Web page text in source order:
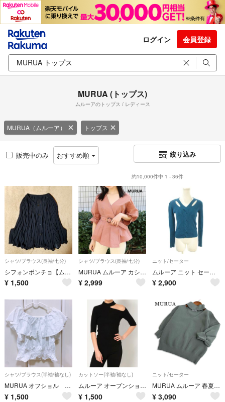
ログイン 会員登録
MURUA (トップス)
ムルーアのトップス / レディース
MURUA（ムルーア） トップス
販売中のみ おすすめ順 絞り込み
約10,000件中 1 - 36件
シャツ/ブラウス(長袖/七分)
シフォンポンチョ【ムルーア】
¥ 1,500
シャツ/ブラウス(長袖/七分)
MURUA ムルーア カシュクールギャザーブラウス F (M相当)
¥ 2,999
ニット/セーター
ムルーア ニット セーター F 青 ブルー 緑 グリーン Vネック カットアウト
¥ 2,900
シャツ/ブラウス(半袖/袖なし)
MURUA オフショル トップス ショート丈
¥ 1,500
カットソー(半袖/袖なし)
ムルーア オープンショルダー 半袖 リブニット ブラック
¥ 1,500
ニット/セーター
MURUA ムルーア 春夏★ チョーカー ハーフニット ショート リブ ドルマン プルオーバー セーター Sz.F レディース
¥ 3,090